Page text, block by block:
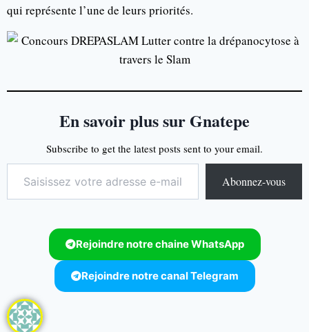
qui représente l’une de leurs priorités.
En savoir plus sur Gnatepe
Subscribe to get the latest posts sent to your email.
Abonnez-vous
Rejoindre notre chaine WhatsApp
Rejoindre notre canal Telegram